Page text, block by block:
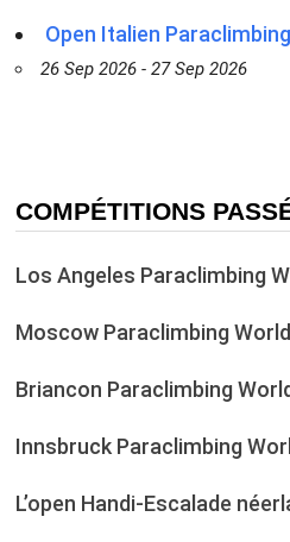
Open Italien
26 Sep 2026 - 27 Sep 2026
COMPÉTITIONS
Los Angeles Paraclimbing
Moscow Paraclimbing
Briancon Paraclimbing
Innsbruck Paraclimbing
L’open Handi-Escalade